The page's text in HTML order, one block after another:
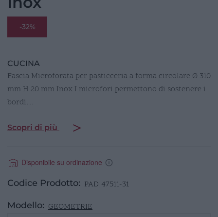
-32%
CUCINA
Fascia Microforata per pasticceria a forma circolare Ø 310
mm H 20 mm Inox I microfori permettono di sostenere i
bordi…
Scopri di più
Disponibile su ordinazione
Codice Prodotto: PAD|47511-31
Modello: GEOMETRIE